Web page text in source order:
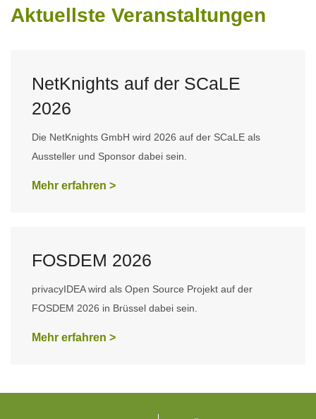
Aktuellste Veranstaltungen
NetKnights auf der SCaLE
2026
Die NetKnights GmbH wird 2026 auf der SCaLE als
Aussteller und Sponsor dabei sein.
Mehr erfahren >
FOSDEM 2026
privacyIDEA wird als Open Source Projekt auf der
FOSDEM 2026 in Brüssel dabei sein.
Mehr erfahren >